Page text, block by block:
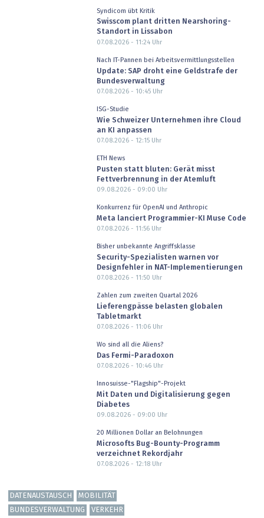
Syndicom übt Kritik
Swisscom plant dritten Nearshoring-
Standort in Lissabon
07.08.2026 - 11:24Uhr
Nach IT-Pannen bei Arbeitsvermittlungsstellen
Update: SAP droht eine Geldstrafe der
Bundesverwaltung
07.08.2026 - 10:45Uhr
ISG-Studie
Wie Schweizer Unternehmen ihre Cloud
an KI anpassen
07.08.2026 - 12:15Uhr
ETH News
Pusten statt bluten: Gerät misst
Fettverbrennung in der Atemluft
09.08.2026 - 09:00 Uhr
Konkurrenz für OpenAI und Anthropic
Meta lanciert Programmier-KI Muse Code
07.08.2026 - 11:56Uhr
Bisher unbekannte Angriffsklasse
Security-Spezialisten warnen vor
Designfehler in NAT-Implementierungen
07.08.2026 - 11:50 Uhr
Zahlen zum zweiten Quartal 2026
Lieferengpässe belasten globalen
Tabletmarkt
07.08.2026 - 11:06Uhr
Wo sind all die Aliens?
Das Fermi-Paradoxon
07.08.2026 - 10:46Uhr
Innosuisse-"Flagship"-Projekt
Mit Daten und Digitalisierung gegen
Diabetes
09.08.2026 - 09:00 Uhr
20 Millionen Dollar an Belohnungen
Microsofts Bug-Bounty-Programm
verzeichnet Rekordjahr
07.08.2026 - 12:18Uhr
DATENAUSTAUSCH
MOBILITÄT
BUNDESVERWALTUNG
VERKEHR